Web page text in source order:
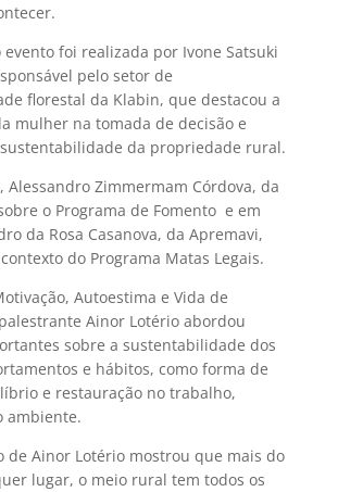
foi realizada por Ivone Satsuki
pelo setor de
florestal da Klabin, que destacou a
mulher na tomada de decisão e
da propriedade rural.
Alessandro Zimmermam Córdova, da
o Programa de Fomento e em
da Rosa Casanova, da Apremavi,
do Programa Matas Legais.
Autoestima e Vida de
Ainor Lotério abordou
sobre a sustentabilidade dos
e hábitos, como forma de
e restauração no trabalho,
ambiente.
de Ainor Lotério mostrou que mais do
lugar, o meio rural tem todos os